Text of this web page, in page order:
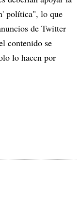
política", lo que
de Twitter
contenido se
lo hacen por